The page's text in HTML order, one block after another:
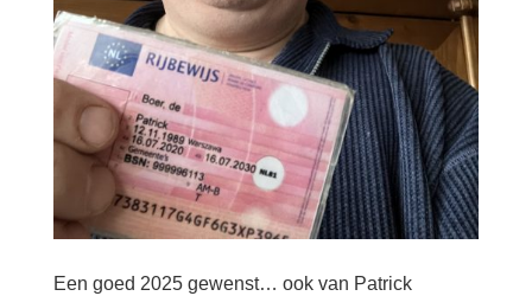
Een goed 2025 gewenst… ook van Patrick